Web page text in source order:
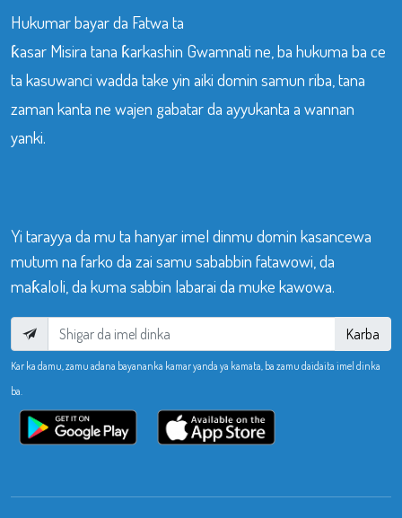
Hukumar bayar da Fatwa ta
ƙasar Misira tana ƙarkashin Gwamnati ne, ba hukuma ba ce
ta kasuwanci wadda take yin aiki domin samun riba, tana
zaman kanta ne wajen gabatar da ayyukanta a wannan
yanki.
Yi tarayya da mu ta hanyar imel dinmu domin kasancewa
mutum na farko da zai samu sababbin fatawowi, da
maƙaloli, da kuma sabbin labarai da muke kawowa.
Karba
Kar ka damu, zamu adana bayananka kamar yanda ya kamata, ba zamu daidaita imel dinka
ba.